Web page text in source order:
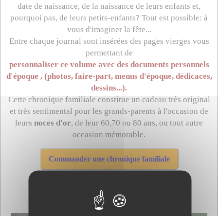
date de naissance, de la naissance de leurs enfants et,
pourquoi pas, de leurs petits-enfants? Tout est possible: à
vous d'imaginer la fête...
Entre chaque journal sont insérées des pages vierges vous
permettant de
personnaliser ce volume avec des documents personnels
d'époque , (photos, faire-part, menus d'époque, dédicaces,
dessins...).
Cette chronique familiale constitue un cadeau très original
et très sentimental pour les grands-parents à l'occasion de
leurs noces d'or, de leur 60,70 ou 80 ans, ou tout autre
occasion mémorable.
Couleur de la couverture